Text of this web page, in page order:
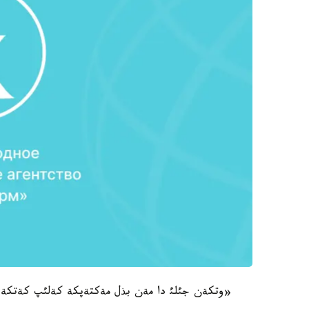
«وتكةن جئلئ دا مةن بذل مةكتةپكة كةلئپ